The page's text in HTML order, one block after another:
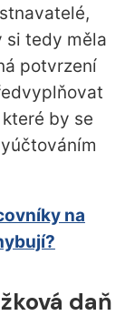
si tedy měla
potvrzení
by se
na
daň